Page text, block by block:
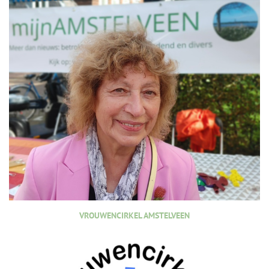
VROUWENCIRKEL AMSTELVEEN